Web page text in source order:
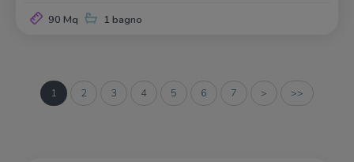
90 Mq 1 bagno
1 2 3 4 5 6 7 > >>